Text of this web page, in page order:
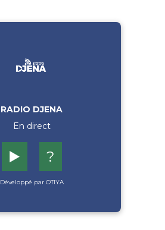
RADIO DJENA
En direct
▶️ ?
Développé par OTIYA